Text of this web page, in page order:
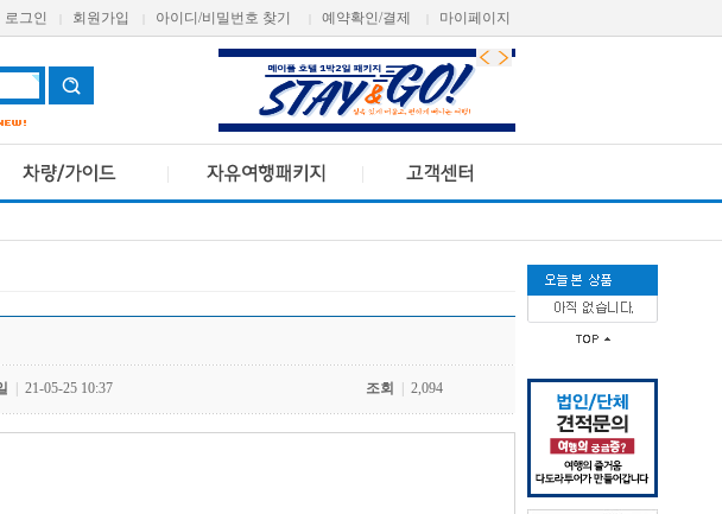
로그인 회원가입 아이디/비밀번호 찾기 예약확인/결제
마이페이지
2
5
21-05-25 10:37 조회 2,094